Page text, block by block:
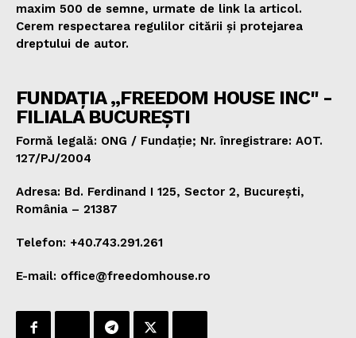
maxim 500 de semne, urmate de link la articol.
Cerem respectarea regulilor citării și protejarea
dreptului de autor.
FUNDAȚIA „FREEDOM HOUSE INC" -
FILIALA BUCUREȘTI
Formă legală: ONG / Fundație; Nr. înregistrare: AOT.
127/PJ/2004
Adresa: Bd. Ferdinand I 125, Sector 2, București,
România – 21387
Telefon: +40.743.291.261
E-mail: office@freedomhouse.ro